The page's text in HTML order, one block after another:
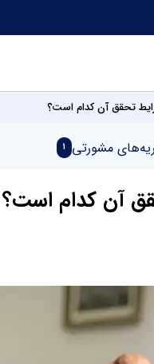
تحقق آن کدام است؟
مشورتی 1
آن کدام است؟